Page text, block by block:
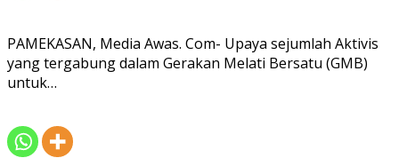
PAMEKASAN, Media Awas. Com- Upaya sejumlah Aktivis
yang tergabung dalam Gerakan Melati Bersatu (GMB)
untuk…